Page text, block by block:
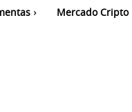
Mercado Cripto